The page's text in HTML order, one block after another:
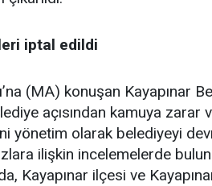
iptal edildi
(MA) konuşan Kayapınar
açısından kamuya
yönetim olarak belediyeyi
ilişkin incelemelerde
Kayapınar ilçesi ve